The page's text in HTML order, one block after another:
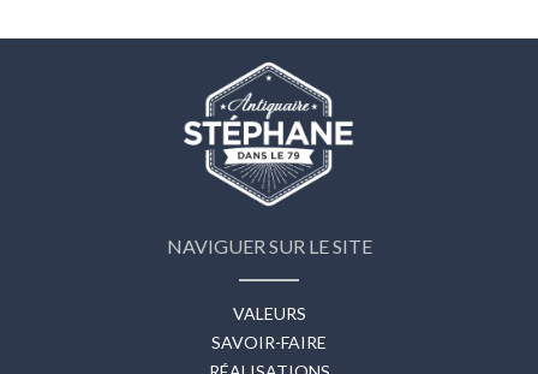
NAVIGUER SUR LE SITE
VALEURS
SAVOIR-FAIRE